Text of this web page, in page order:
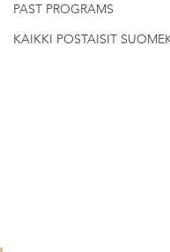
PAST PROGRAMS
KAIKKI POSTAISIT